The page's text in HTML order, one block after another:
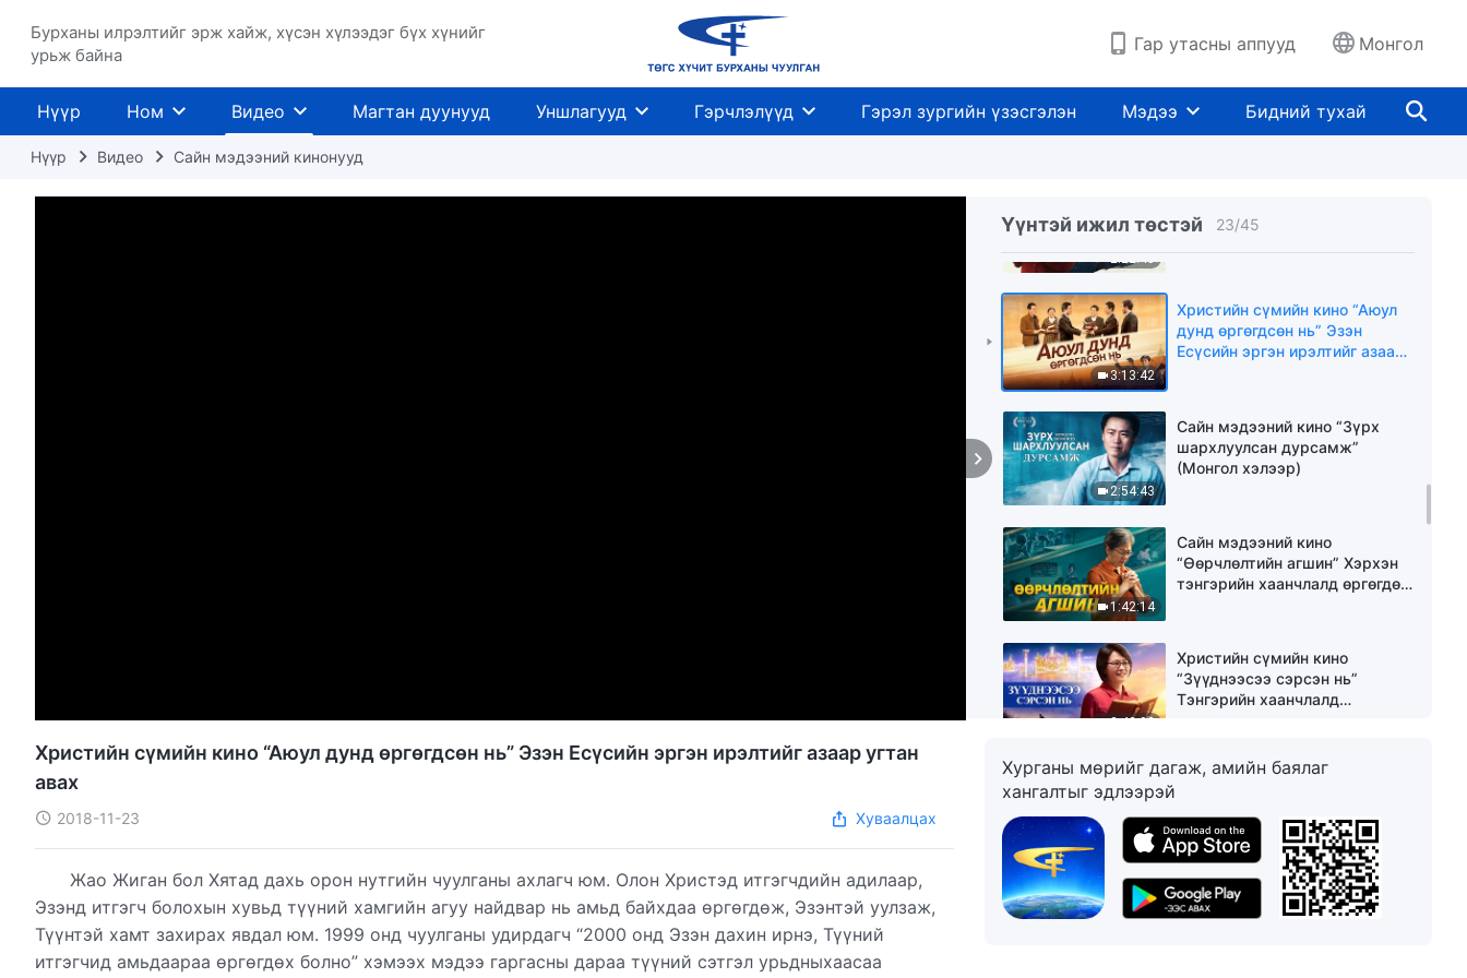
Бурханы илрэлтийг эрж хайж, хүсэн хүлээдэг бүх хүнийг
урьж байна
Гар утасны аппууд Монгол
Нүүр Ном Видео Магтан дуунууд Уншлагууд Гэрчлэлүүд Гэрэл зургийн үзэсгэлэн Мэдээ Бидний тухай
Нүүр Видео Сайн мэдээний кинонууд
Үүнтэй ижил төстэй 23/45
“Амийн ус Сэнтийнээс урсдаг”
Бурхан бол миний амийн эх
ундарга(Монгол хэлээр)
2:22:43
хэрэгт битгий оролц” Хэн
тэнгэрийн хаанчлалд орохыг
минь хааж байна бэ
3:13:42
Христийн сүмийн кино “Аюул
дунд өргөгдсөн нь” Эзэн
Есүсийн эргэн ирэлтийг азаар
2:54:43
Сайн мэдээний кино “Зүрх
шархлуулсан дурсамж”
(Монгол хэлээр)
1:42:14
Сайн мэдээний кино
“Өөрчлөлтийн агшин” Хэрхэн
тэнгэрийн хаанчлалд өргөгдөх
2:42:02
Христийн сүмийн кино
“Зүүднээсээ сэрсэн нь”
Тэнгэрийн хаанчлалд
2:38:57
Христийн сүмийн кино “Тэр
хэлээр)
Христийн сүмийн кино “Урхи
зангыг сэт цохь” (Монгол
Христийн сүмийн кино “Аюул дунд өргөгдсөн нь” Эзэн Есүсийн эргэн ирэлтийг азаар угтан
авах
2018-11-23 Хуваалцах
Жао Жиган бол Хятад дахь орон нутгийн чуулганы ахлагч юм. Олон Христэд итгэгчдийн адилаар,
Эзэнд итгэгч болохын хувьд түүний хамгийн агуу найдвар нь амьд байхдаа өргөгдөж, Эзэнтэй уулзаж,
Түүнтэй хамт захирах явдал юм. 1999 онд чуулганы удирдагч “2000 онд Эзэн дахин ирнэ, Түүний
итгэгчид амьдаараа өргөгдөх болно” хэмээх мэдээ гаргасны дараа түүний сэтгэл урьдныхаасаа
Хурганы мөрийг дагаж, амийн баялаг
хангалтыг эдлээрэй